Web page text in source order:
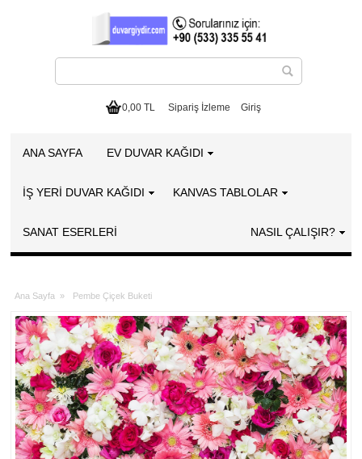
0,00 TL Sipariş İzleme Giriş
ANA SAYFA EV DUVAR KAĞIDI
İŞ YERİ DUVAR KAĞIDI KANVAS TABLOLAR
SANAT ESERLERI NASIL ÇALIŞIR?
Ana Sayfa » Pembe Çiçek Buketi